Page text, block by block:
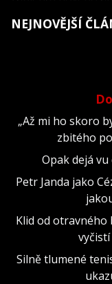
loupežích. Díky
jako o svěžím
například
NEJNOVĚJŠÍ
„Až mi ho skoro
zbitého
Opak dejá
Petr Janda jako
Klid od otravného
Silně tlumené